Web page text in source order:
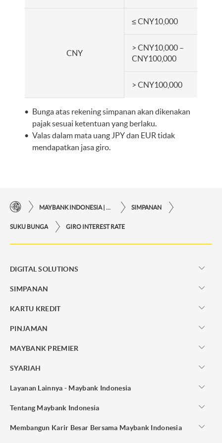
CNY
≤ CNY10,000
> CNY10,000 –
CNY100,000
> CNY100,000
Bunga atas rekening simpanan akan dikenakan
pajak sesuai ketentuan yang berlaku.
Valas dalam mata uang JPY dan EUR tidak
mendapatkan jasa giro.
SIMPANAN
SUKU BUNGA GIRO INTEREST RATE
DIGITAL SOLUTIONS
SIMPANAN
KARTU KREDIT
PINJAMAN
MAYBANK PREMIER
SYARIAH
Layanan Lainnya - Maybank Indonesia
Tentang Maybank Indonesia
Membangun Karir Besar Bersama Maybank Indonesia